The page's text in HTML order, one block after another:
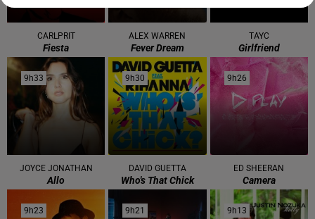
CARLPRIT
Fiesta
ALEX WARREN
Fever Dream
TAYC
Girlfriend
9h33
9h33
JOYCE JONATHAN
Allo
9h30
9h30
DAVID GUETTA
Who's That Chick
9h26
9h26
ED SHEERAN
Camera
9h23
9h23 9h21
9h21 9h13
9h13